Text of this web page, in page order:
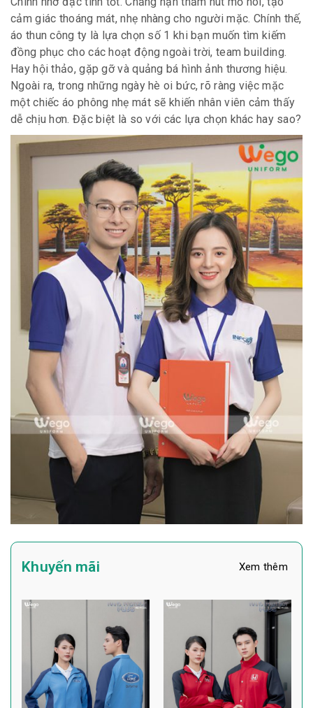
cảm giác thoáng mát, nhẹ nhàng cho người mặc. Chính thế,
áo thun công ty là lựa chọn số 1 khi bạn muốn tìm kiếm
đồng phục cho các hoạt động ngoài trời, team building.
Hay hội thảo, gặp gỡ và quảng bá hình ảnh thương hiệu.
Ngoài ra, trong những ngày hè oi bức, rõ ràng việc mặc
một chiếc áo phông nhẹ mát sẽ khiến nhân viên cảm thấy
dễ chịu hơn. Đặc biệt là so với các lựa chọn khác hay sao?
Khuyến mãi Xem thêm